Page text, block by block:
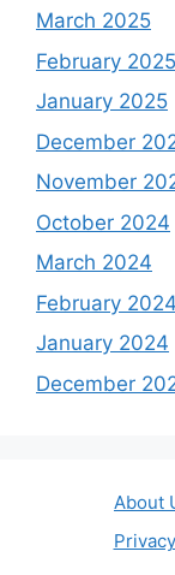
March 2025
February 2025
January 2025
December
November
October 2024
March 2024
February 2024
January 2024
December
About